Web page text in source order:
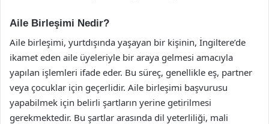
Aile Birleşimi Nedir?
Aile birleşimi, yurtdışında yaşayan bir kişinin, İngiltere’de
ikamet eden aile üyeleriyle bir araya gelmesi amacıyla
yapılan işlemleri ifade eder. Bu süreç, genellikle eş, partner
veya çocuklar için geçerlidir. Aile birleşimi başvurusu
yapabilmek için belirli şartların yerine getirilmesi
gerekmektedir. Bu şartlar arasında dil yeterliliği, mali